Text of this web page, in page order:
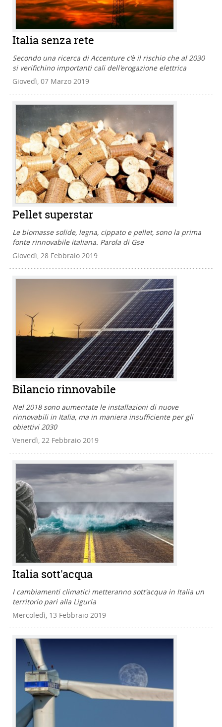
Italia senza rete
Secondo una ricerca di Accenture c'è il rischio che al 2030
si verifichino importanti cali dell'erogazione elettrica
Giovedì, 07 Marzo 2019
Pellet superstar
Le biomasse solide, legna, cippato e pellet, sono la prima
fonte rinnovabile italiana. Parola di Gse
Giovedì, 28 Febbraio 2019
Bilancio rinnovabile
Nel 2018 sono aumentate le installazioni di nuove
rinnovabili in Italia, ma in maniera insufficiente per gli
obiettivi 2030
Venerdì, 22 Febbraio 2019
Italia sott'acqua
I cambiamenti climatici metteranno sott'acqua in Italia un
territorio pari alla Liguria
Mercoledì, 13 Febbraio 2019